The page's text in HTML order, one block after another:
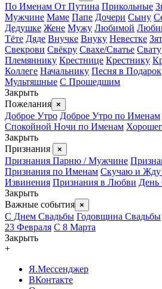
По Именам От Путина Прикольные
Мужчине Маме Папе Дочери Сыну
Дедушке Жене Мужу Любимой
Тёте Дяде Внучке Внуку Невестке
Свекрови Свёкру Свахе/Сватье Свату
Племяннику Крестнице Крестнику
Коллеге Начальнику Песня в Подарок
Мультяшные С Прошедшим
Закрыть
Пожелания ×
Доброе Утро Доброе Утро по Именам
Спокойной Ночи по Именам
Закрыть
Признания
×
Признания Парню / Мужчине
Признания по Именам Скучаю и
Извинения Признания в Любви День
Закрыть
Важные события ×
С Днем Свадьбы Годовщина Свадьбы
23 Февраля С 8 Марта
Закрыть
+
Я.Мессенджер
ВКонтакте